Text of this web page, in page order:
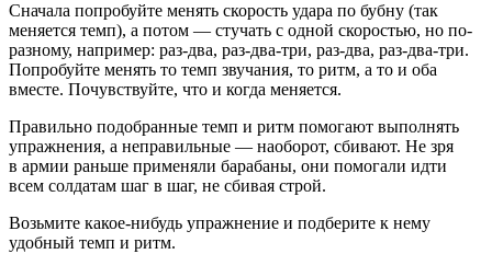
Сначала попробуйте менять скорость удара по бубну (так
меняется темп), а потом — стучать с одной скоростью, но по-
разному, например: раз-два, раз-два-три, раз-два, раз-два-три.
Попробуйте менять то темп звучания, то ритм, а то и оба
вместе. Почувствуйте, что и когда меняется.
Правильно подобранные темп и ритм помогают выполнять
упражнения, а неправильные — наоборот, сбивают. Не зря
в армии раньше применяли барабаны, они помогали идти
всем солдатам шаг в шаг, не сбивая строй.
Возьмите какое-нибудь упражнение и подберите к нему
удобный темп и ритм.